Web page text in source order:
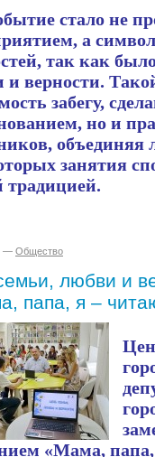
стало не
а
так как
верности.
забегу,
но и
объединяя
занятия
традицией.
— Общество
любви и
папа, я –
«Мама,